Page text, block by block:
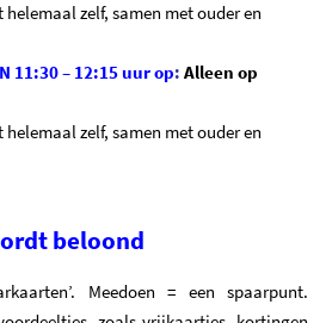
helemaal zelf, samen met ouder en
11:30 – 12:15 uur op: Alleen op
helemaal zelf, samen met ouder en
beloond
Meedoen = een spaarpunt.